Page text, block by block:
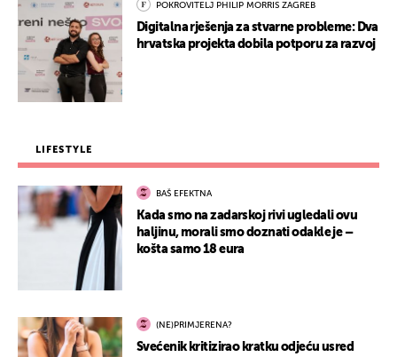
POKROVITELJ PHILIP MORRIS ZAGREB
Digitalna rješenja za stvarne probleme: Dva
hrvatska projekta dobila potporu za razvoj
LIFESTYLE
BAŠ EFEKTNA
Kada smo na zadarskoj rivi ugledali ovu
haljinu, morali smo doznati odakle je –
košta samo 18 eura
(NE)PRIMJERENA?
Svećenik kritizirao kratku odjeću usred